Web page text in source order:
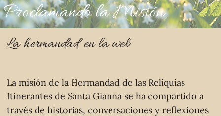
Proclamando la Misión
La misión de la Hermandad de las Reliquias
Itinerantes de Santa Gianna se ha compartido a
través de historias, conversaciones y reflexiones
La hermandad en la web